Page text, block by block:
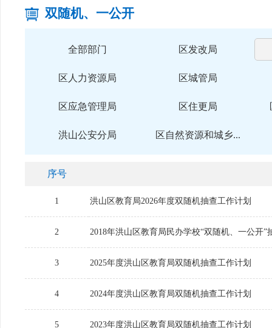
双随机、一公开
全部部门 区发改局
区人力资源局 区城管局
区应急管理局 区住更局
洪山公安分局 区自然资源和城乡...
序号
1 洪山区教育局2026年度双随机抽查工作计划
2 2018年洪山区教育局民办学校“双随机、一公开”
3 2025年度洪山区教育局双随机抽查工作计划
4 2024年度洪山区教育局双随机抽查工作计划
5 2023年度洪山区教育局双随机抽查工作计划